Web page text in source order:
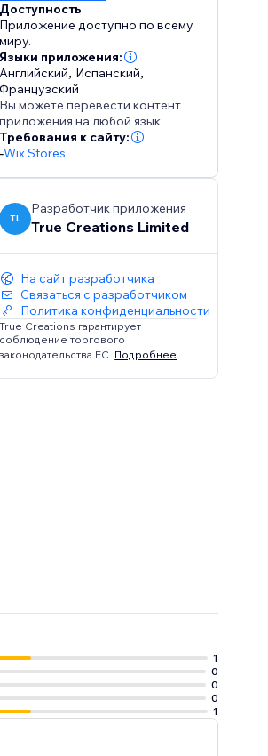
Доступность
Приложение доступно по всему
миру.
Языки приложения:
Английский, Испанский,
Французский
Вы можете перевести контент
приложения на любой язык.
Требования к сайту:
-Wix Stores
TL
Разработчик приложения
True Creations Limited
На сайт разработчика
Связаться с разработчиком
Политика конфиденциальности
True Creations гарантирует
соблюдение торгового
законодательства ЕС. Подробнее
1
0
0
0
1